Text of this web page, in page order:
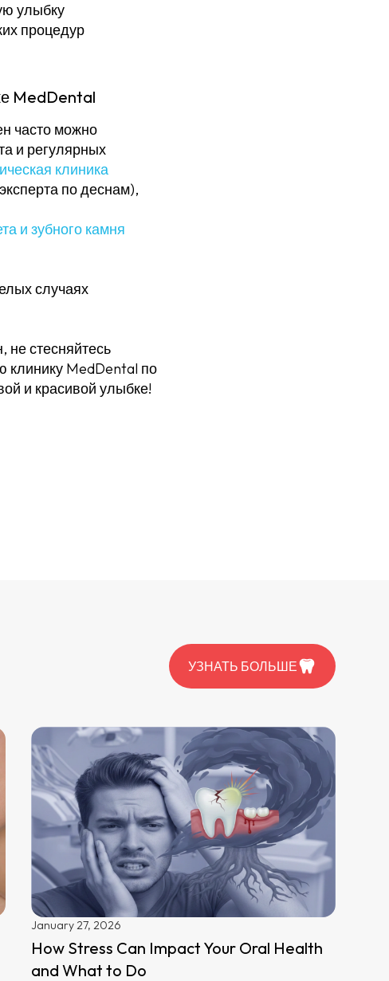
улыбку
процедур
MedDental
часто можно
и регулярных
клиника
по деснам),
и зубного камня
случаях
не стесняйтесь
клинику MedDental по
и красивой улыбке!
УЗНАТЬ БОЛЬШЕ
January 27, 2026
How Stress Can Impact Your Oral Health
and What to Do